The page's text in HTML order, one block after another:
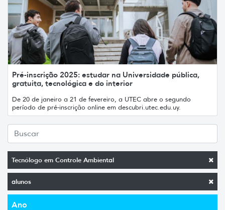
Tecnólogo em Controle Ambiental
alunos
Ano
Pré-inscrição 2025: estudar na Universidade pública,
gratuita, tecnológica e do interior
De 20 de janeiro a 21 de fevereiro, a UTEC abre o segundo
período de pré-inscrição online em descubri.utec.edu.uy.